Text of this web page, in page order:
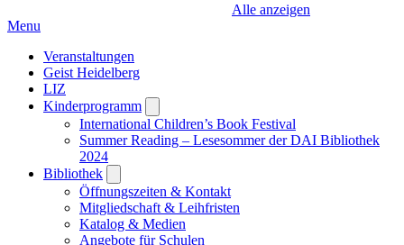
Alle anzeigen
Menu
Veranstaltungen
Geist Heidelberg
LIZ
Kinderprogramm
submenu
International Children’s Book Festival
Summer Reading – Lesesommer der DAI Bibliothek
2024
Bibliothek
submenu
Öffnungszeiten & Kontakt
Mitgliedschaft & Leihfristen
Katalog & Medien
Angebote für Schulen